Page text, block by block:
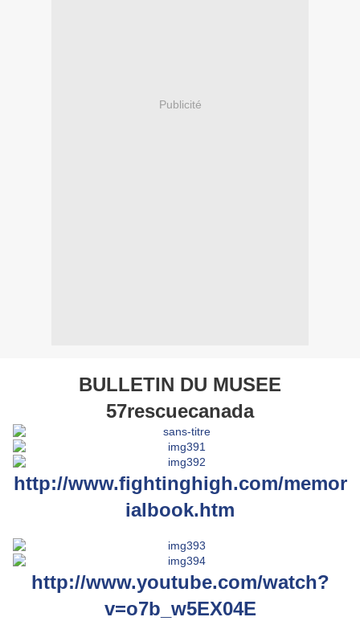
Publicité
BULLETIN DU MUSEE
57rescuecanada
http://www.fightinghigh.com/memor
ialbook.htm
http://www.youtube.com/watch?
v=o7b_w5EX04E